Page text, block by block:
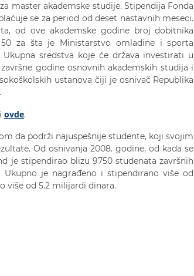
master akademske studije. Stipendija Fonda
se za period od deset nastavnih meseci.
od ove akademske godine broj dobitnika
za šta je Ministarstvo omladine i sporta
sredstva koje će država investirati u
godine osnovnih akademskih studija i
ustanova čiji je osnivač Republika
ovde.
da podrži najuspešnije studente, koji svojim
Od osnivanja 2008. godine, od kada se
je stipendirao blizu 9750 studenata završnih
je nagrađeno i stipendirano više od
više od 5.2 milijardi dinara.